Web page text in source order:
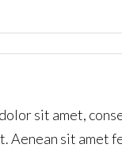
sit amet,
Aenean sit amet